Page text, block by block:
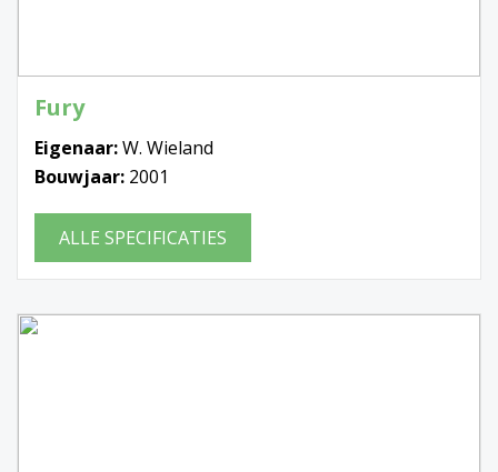
Fury
Eigenaar:W. Wieland
Bouwjaar: 2001
ALLE SPECIFICATIES